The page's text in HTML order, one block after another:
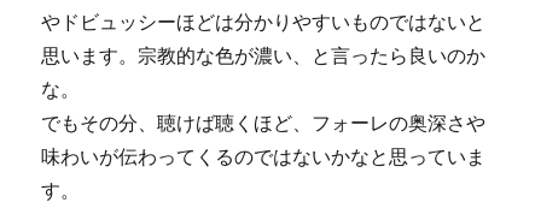
やドビュッシーほどは分かりやすいものではないと
思います。宗教的な色が濃い、と言ったら良いのか
な。
でもその分、聴けば聴くほど、フォーレの奥深さや
味わいが伝わってくるのではないかなと思っていま
す。